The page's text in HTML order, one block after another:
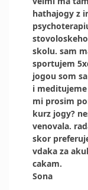
hathajogy z
skolu. sam
sportujem
jogou som
i meditujeme
mi prosim
kurz jogy?
venovala.
skor
vdaka za
cakam.
Sona